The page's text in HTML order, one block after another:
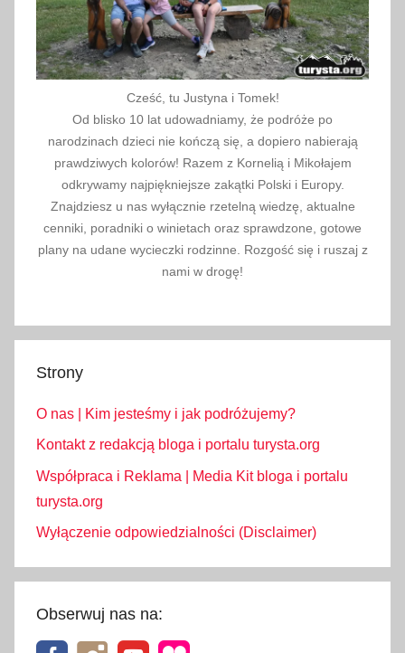
Cześć, tu Justyna i Tomek!
Od blisko 10 lat udowadniamy, że podróże po
narodzinach dzieci nie kończą się, a dopiero nabierają
prawdziwych kolorów! Razem z Kornelią i Mikołajem
odkrywamy najpiękniejsze zakątki Polski i Europy.
Znajdziesz u nas wyłącznie rzetelną wiedzę, aktualne
cenniki, poradniki o winietach oraz sprawdzone, gotowe
plany na udane wycieczki rodzinne. Rozgość się i ruszaj z
nami w drogę!
Strony
O nas | Kim jesteśmy i jak podróżujemy?
Kontakt z redakcją bloga i portalu turysta.org
Współpraca i Reklama | Media Kit bloga i portalu
turysta.org
Wyłączenie odpowiedzialności (Disclaimer)
Obserwuj nas na: